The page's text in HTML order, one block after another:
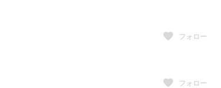
フォロー
フォロー